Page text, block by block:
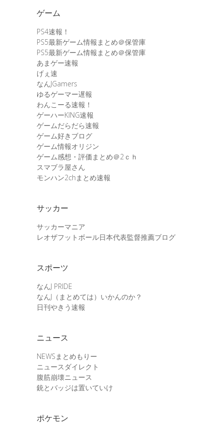
ゲーム
PS4速報！
PS5最新ゲーム情報まとめ＠保管庫
PS5最新ゲーム情報まとめ＠保管庫
あまゲー速報
げぇ速
なんJGamers
ゆるゲーマー遅報
わんこーる速報！
ゲーハーKING速報
ゲームだらだら速報
ゲーム好きブログ
ゲーム情報オリジン
ゲーム感想・評価まとめ＠2ｃｈ
スマブラ屋さん
モンハン2chまとめ速報
サッカー
サッカーマニア
レオザフットボール日本代表監督推薦ブログ
スポーツ
なんJ PRIDE
なんJ（まとめては）いかんのか？
日刊やきう速報
ニュース
NEWSまとめもりー
ニュースダイレクト
腹筋崩壊ニュース
銃とバッジは置いていけ
ポケモン